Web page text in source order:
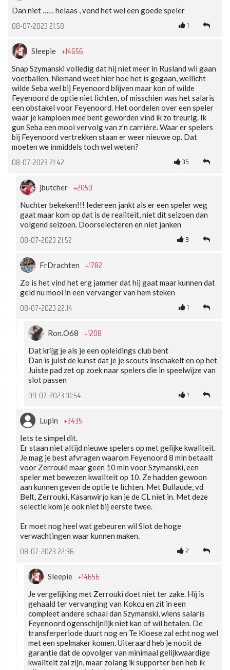
Dan niet …… helaas , vond het wel een goede speler
08-07-2023 21:58 1
Sleepie +14656
Snap Szymanski volledig dat hij niet meer in Rusland wil gaan
voetballen. Niemand weet hier hoe het is gegaan, wellicht
wilde Seba wel bij Feyenoord blijven maar kon of wilde
Feyenoord de optie niet lichten, of misschien was het salaris
een obstakel voor Feyenoord. Het oordelen over een speler
waar je kampioen mee bent geworden vind ik zo treurig. Ik
gun Seba een mooi vervolg van z’n carrière. Waar er spelers
bij Feyenoord vertrekken staan er weer nieuwe op. Dat
moeten we inmiddels toch wel weten?
08-07-2023 21:42 35
jbutcher +2050
Nuchter bekeken!!! Iedereen jankt als er een speler weg
gaat maar kom op dat is de realiteit, niet dit seizoen dan
volgend seizoen. Doorselecteren en niet janken
08-07-2023 21:52 9
FrDrachten +1782
Zo is het vind het erg jammer dat hij gaat maar kunnen dat
geld nu mooi in een vervanger van hem steken
08-07-2023 22:14 1
Ron.O68 +1208
Dat krijg je als je een opleidings club bent
Dan is juist de kunst dat je je scouts inschakelt en op het
Juiste pad zet op zoek naar spelers die in speelwijze van
slot passen
09-07-2023 10:54 1
Lupin +3435
Iets te simpel dit.
Er staan niet altijd nieuwe spelers op met gelijke kwaliteit.
Je mag je best afvragen waarom Feyenoord 8 mln betaalt
voor Zerrouki maar geen 10 mln voor Szymanski, een
speler met bewezen kwaliteit op 10. Ze hadden gewoon
aan kunnen geven de optie te lichten. Met Bullaude, vd
Belt, Zerrouki, Kasanwirjo kan je de CL niet in. Met deze
selectie kom je ook niet bij eerste twee.
Er moet nog heel wat gebeuren wil Slot de hoge
verwachtingen waar kunnen maken.
08-07-2023 22:36 2
Sleepie +14656
Je vergelijking met Zerrouki doet niet ter zake. Hij is
gehaald ter vervanging van Kokcu en zit in een
compleet andere schaal dan Szymanski, wiens salaris
Feyenoord ogenschijnlijk niet kan of wil betalen. De
transferperiode duurt nog en Te Kloese zal echt nog wel
met een spelmaker komen. Uiteraard heb je nooit de
garantie dat de opvolger van minimaal gelijkwaardige
kwaliteit zal zijn, maar zolang ik supporter ben heb ik